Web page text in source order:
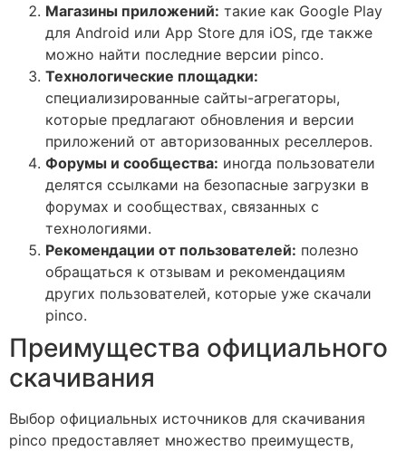
Магазины приложений: такие как Google Play
для Android или App Store для iOS, где также
можно найти последние версии pinco.
Технологические площадки:
специализированные сайты-агрегаторы,
которые предлагают обновления и версии
приложений от авторизованных реселлеров.
Форумы и сообщества: иногда пользователи
делятся ссылками на безопасные загрузки в
форумах и сообществах, связанных с
технологиями.
Рекомендации от пользователей: полезно
обращаться к отзывам и рекомендациям
других пользователей, которые уже скачали
pinco.
Преимущества официального
скачивания
Выбор официальных источников для скачивания
pinco предоставляет множество преимуществ,